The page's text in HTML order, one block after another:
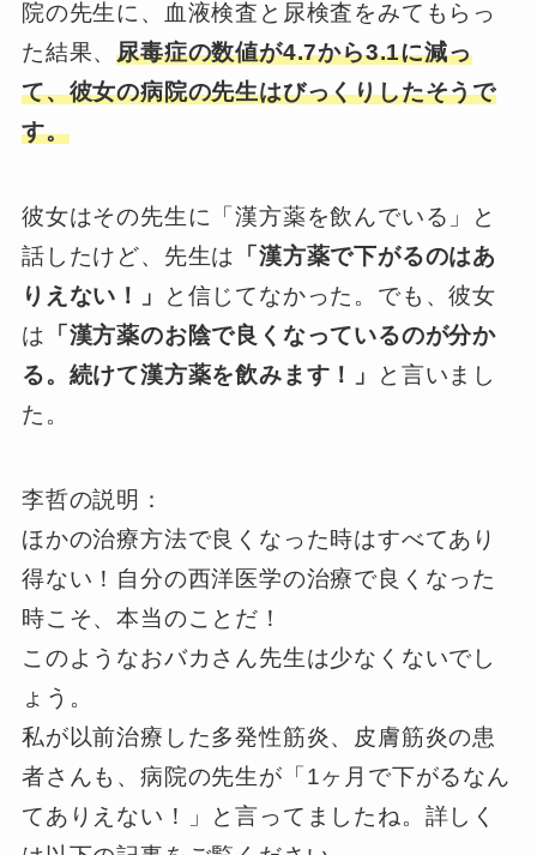
院の先生に、血液検査と尿検査をみてもらっ
た結果、尿毒症の数値が4.7から3.1に減っ
て、彼女の病院の先生はびっくりしたそうで
す。
彼女はその先生に「漢方薬を飲んでいる」と
話したけど、先生は
「漢方薬で下がるのはあ
りえない！」
と信じてなかった。でも、彼女
は 「漢方薬のお陰で良くなっているのが分か
る。続けて漢方薬を飲みます！」
と言いまし
た。
李哲の説明：
ほかの治療方法で良くなった時はすべてあり
得ない！自分の西洋医学の治療で良くなった
時こそ、本当のことだ！
このようなおバカさん先生は少なくないでし
ょう。
私が以前治療した多発性筋炎、皮膚筋炎の患
者さんも、病院の先生が「1ヶ月で下がるなん
てありえない！」と言ってましたね。詳しく